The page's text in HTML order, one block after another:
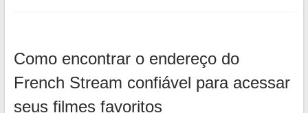
Como encontrar o endereço do
French Stream confiável para acessar
seus filmes favoritos